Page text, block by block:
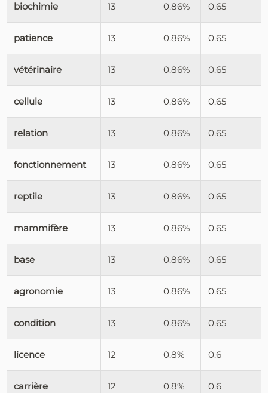
biochimie 13 0.86% 0.65
patience 13 0.86% 0.65
vétérinaire 13 0.86% 0.65
cellule 13 0.86% 0.65
relation 13 0.86% 0.65
fonctionnement 13 0.86% 0.65
reptile 13 0.86% 0.65
mammifère 13 0.86% 0.65
base 13 0.86% 0.65
agronomie 13 0.86% 0.65
condition 13 0.86% 0.65
licence 12 0.8% 0.6
carrière 12 0.8% 0.6